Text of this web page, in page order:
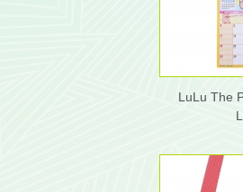
LuLu The